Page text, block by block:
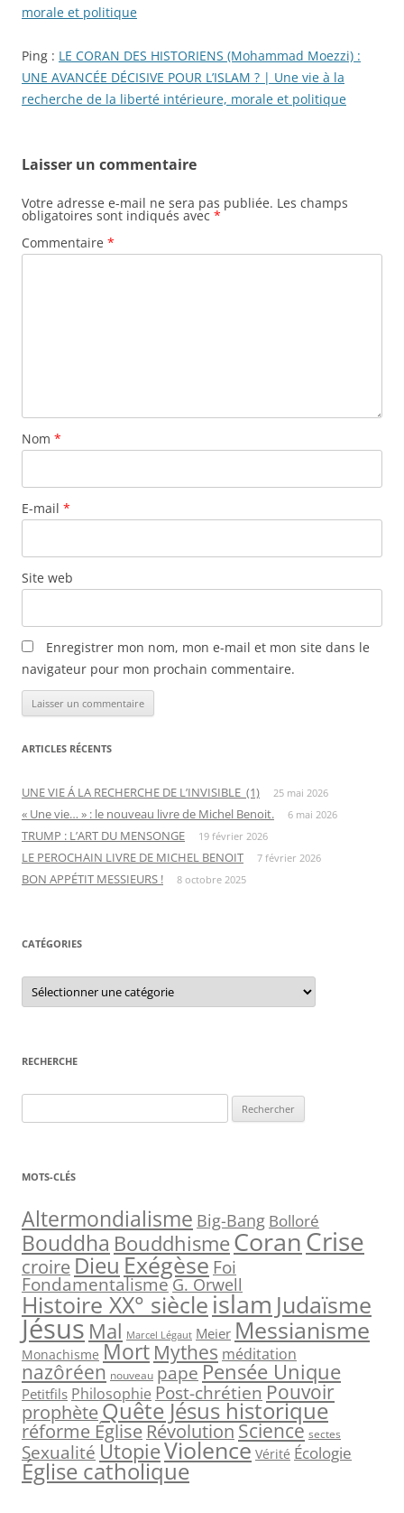
morale et politique
Ping : LE CORAN DES HISTORIENS (Mohammad Moezzi) :
UNE AVANCÉE DÉCISIVE POUR L’ISLAM ? | Une vie à la
recherche de la liberté intérieure, morale et politique
Laisser un commentaire
Votre adresse e-mail ne sera pas publiée. Les champs
obligatoires sont indiqués avec *
Commentaire *
Nom *
E-mail *
Site web
Enregistrer mon nom, mon e-mail et mon site dans le
navigateur pour mon prochain commentaire.
ARTICLES RÉCENTS
UNE VIE Á LA RECHERCHE DE L’INVISIBLE (1) 25 mai 2026
« Une vie… » : le nouveau livre de Michel Benoit. 6 mai 2026
TRUMP : L’ART DU MENSONGE 19 février 2026
LE PEROCHAIN LIVRE DE MICHEL BENOIT 7 février 2026
BON APPÉTIT MESSIEURS ! 8 octobre 2025
CATÉGORIES
C
t
r
i
s
RECHERCHE
e
h
r
c
h
e
r
:
MOTS-CLÉS
Altermondialisme Big-Bang Bolloré
Bouddha BouddhismeCoranCrise
croire DieuExégèse Foi
Fondamentalisme G. Orwell
Histoire XX° siècleislam Judaïsme
Jésus Mal Marcel Légaut Meier Messianisme
Monachisme Mort Mythes méditation
nazôréen nouveau papePensée Unique
Petitfils Philosophie Post-chrétien Pouvoir
prophèteQuête Jésus historique
réforme Église RévolutionScience sectes
Sexualité UtopieViolence Vérité Écologie
Église catholique